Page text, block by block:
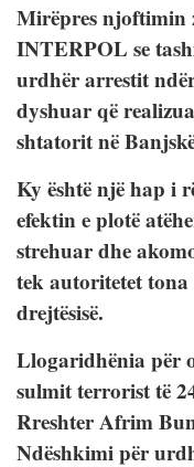
Mirëpres njoftimin
INTERPOL se
urdhër arrestit
dyshuar që
shtatorit në
Ky është një hap i
efektin e plotë
strehuar dhe
tek autoritetet
drejtësisë.
Llogaridhënia për
sulmit terrorist të
Rreshter Afrim
Ndëshkimi për